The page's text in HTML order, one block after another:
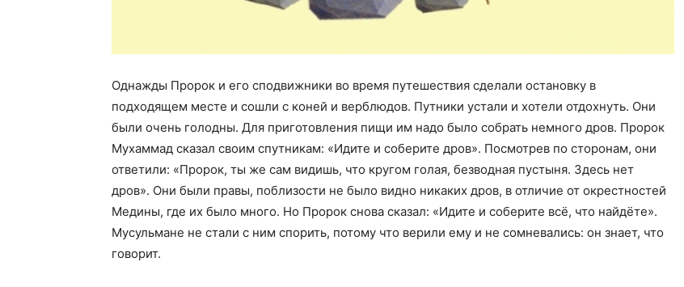
Однажды Пророк и его сподвижники во время путешествия сделали остановку в
подходящем месте и сошли с коней и верблюдов. Путники устали и хотели отдохнуть. Они
были очень голодны. Для приготовления пищи им надо было собрать немного дров. Пророк
Мухаммад сказал своим спутникам: «Идите и соберите дров». Посмотрев по сторонам, они
ответили: «Пророк, ты же сам видишь, что кругом голая, безводная пустыня. Здесь нет
дров». Они были правы, поблизости не было видно никаких дров, в отличие от окрестностей
Медины, где их было много. Но Пророк снова сказал: «Идите и соберите всё, что найдёте».
Мусульмане не стали с ним спорить, потому что верили ему и не сомневались: он знает, что
говорит.